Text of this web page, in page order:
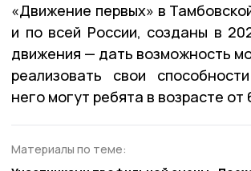
«Движение первых» в
и по всей России, созданы в
движения — дать возможность
реализовать свои
него могут ребята в возрасте от
Материалы по теме: